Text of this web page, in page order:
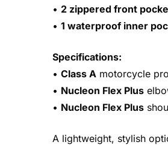
• 2 zippered front
• 1 waterproof inner
Specifications:
• Class A motorcycle
• Nucleon Flex Plus
• Nucleon Flex Plus
A lightweight, stylish